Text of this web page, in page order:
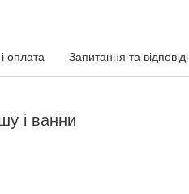
оплата Запитання та відповіді
і ванни